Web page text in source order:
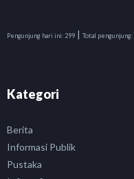
Pengunjung hari ini: 299 | Total pengunjung:
Kategori
Berita
Informasi Publik
Pustaka